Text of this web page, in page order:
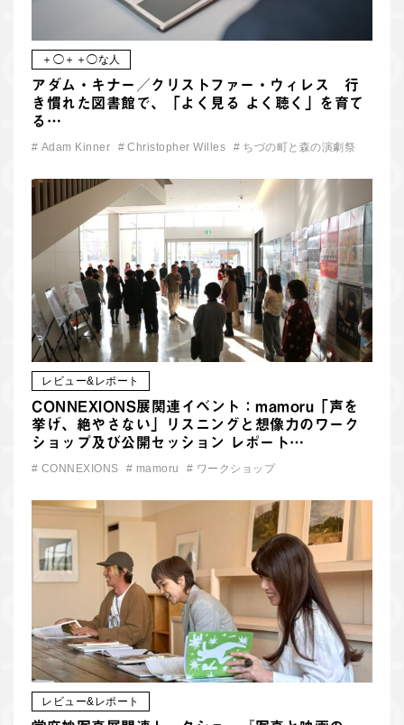
＋◯＋＋◯な人
アダム・キナー／クリストファー・ウィレス 行
き慣れた図書館で、「よく見る よく聴く」を育て
る…
# Adam Kinner # Christopher Willes # ちづの町と森の演劇祭
レビュー&レポート
CONNEXIONS展関連イベント：mamoru「声を
挙げ、絶やさない」リスニングと想像力のワーク
ショップ及び公開セッション レポート…
# CONNEXIONS # mamoru # ワークショップ
レビュー&レポート